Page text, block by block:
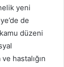
yeni
de
düzeni
hastalığın